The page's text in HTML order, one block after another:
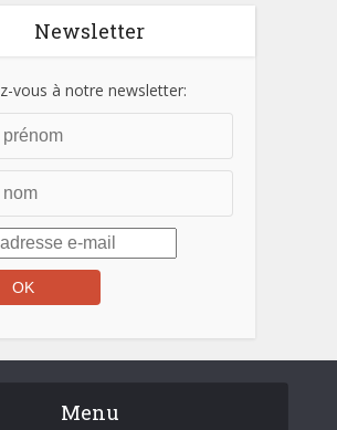
Newsletter
vous à notre newsletter:
Menu